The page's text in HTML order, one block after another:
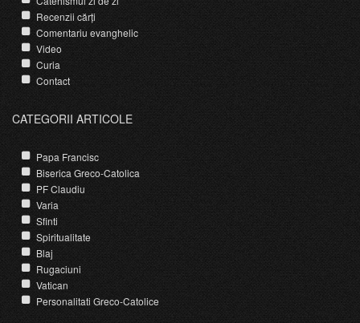
Recenzii cărți
Comentariu evanghelic
Video
Curia
Contact
CATEGORII ARTICOLE
Papa Francisc
Biserica Greco-Catolica
PF Claudiu
Varia
Sfinti
Spiritualitate
Blaj
Rugaciuni
Vatican
Personalitati Greco-Catolice